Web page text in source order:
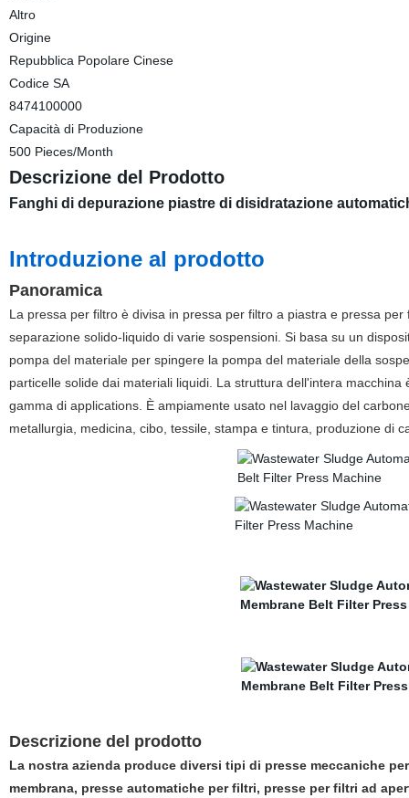
Altro
Origine
Repubblica Popolare Cinese
Codice SA
8474100000
Capacità di Produzione
500 Pieces/Month
Descrizione del Prodotto
Fanghi di depurazione piastre di disidratazione
Introduzione al prodotto
Panoramica
La pressa per filtro è divisa in pressa per filtro a piastra e pressa
separazione solido-liquido di varie sospensioni. Si basa su un
pompa del materiale per spingere la pompa del materiale della
particelle solide dai materiali liquidi. La struttura dell'intera
gamma di applications. È ampiamente usato nel lavaggio del
metallurgia, medicina, cibo, tessile, stampa e tintura, produzione di
Descrizione del prodotto
La nostra azienda produce diversi tipi di presse meccaniche
membrana, presse automatiche per filtri, presse per filtri ad